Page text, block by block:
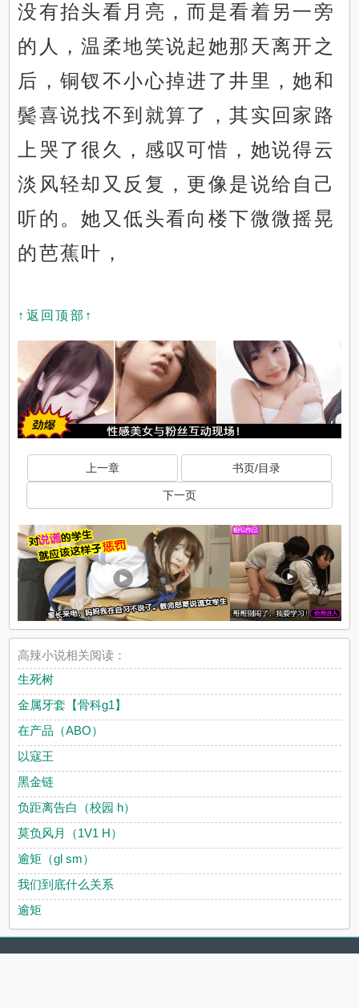
没有抬头看月亮，而是看着另一旁
的人，温柔地笑说起她那天离开之
后，铜钗不小心掉进了井里，她和
鬓喜说找不到就算了，其实回家路
上哭了很久，感叹可惜，她说得云
淡风轻却又反复，更像是说给自己
听的。她又低头看向楼下微微摇晃
的芭蕉叶，
↑返回顶部↑
上一章 书页/目录
下一页
高辣小说相关阅读：
生死树
金属牙套【骨科g1】
在产品（ABO）
以寇王
黑金链
负距离告白（校园 h）
莫负风月（1V1 H）
逾矩（gl sm）
我们到底什么关系
逾矩